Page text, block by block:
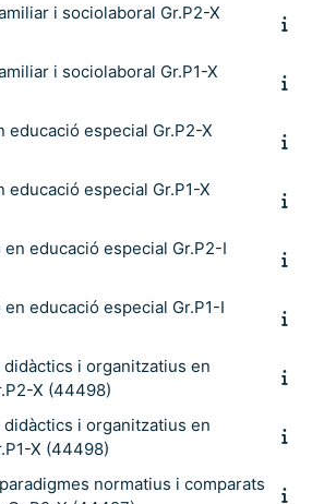
i sociolaboral Gr.P2-X
i sociolaboral Gr.P1-X
educació especial Gr.P2-X
educació especial Gr.P1-X
educació especial Gr.P2-I
educació especial Gr.P1-I
i organitzatius en
X (44498)
i organitzatius en
X (44498)
normatius i comparats